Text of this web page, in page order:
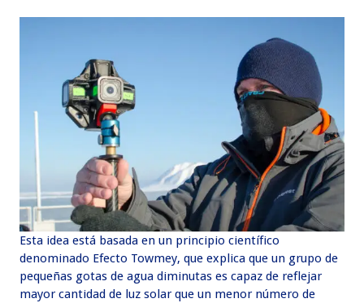
Esta idea está basada en un principio científico
denominado Efecto Towmey, que explica que un grupo de
pequeñas gotas de agua diminutas es capaz de reflejar
mayor cantidad de luz solar que un menor número de